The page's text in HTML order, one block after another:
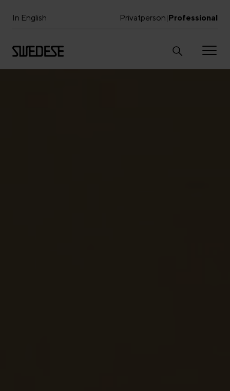
In English Professional
|
Privatperson